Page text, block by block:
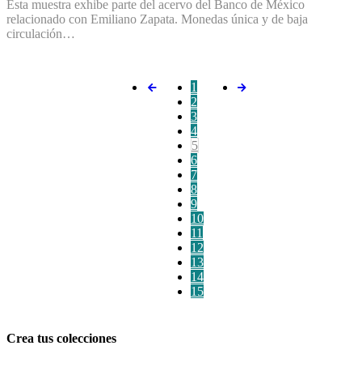
Esta muestra exhibe parte del acervo del Banco de México
relacionado con Emiliano Zapata. Monedas única y de baja
circulación…
1
2
3
4
5
6
7
8
9
10
11
12
13
14
15
Crea tus colecciones